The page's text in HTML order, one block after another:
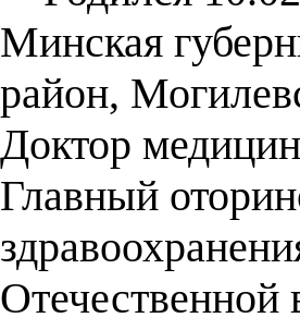
Минская
район,
Доктор
Главный
Отечественной